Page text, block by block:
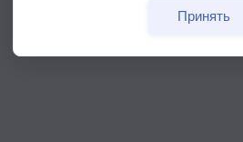
Принять